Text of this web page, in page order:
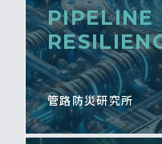
PIPELINE
管路防災研究所